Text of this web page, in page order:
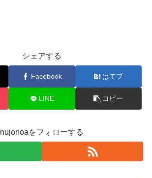
シェアする
Facebook はてブ
LINE コピー
nujonoaをフォローする